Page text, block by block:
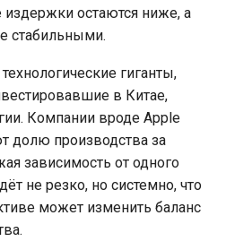
остаются ниже, а
стабильными.
гиганты,
в Китае,
Компании вроде Apple
долю производства за
зависимость от одного
не резко, но системно, что
может изменить баланс